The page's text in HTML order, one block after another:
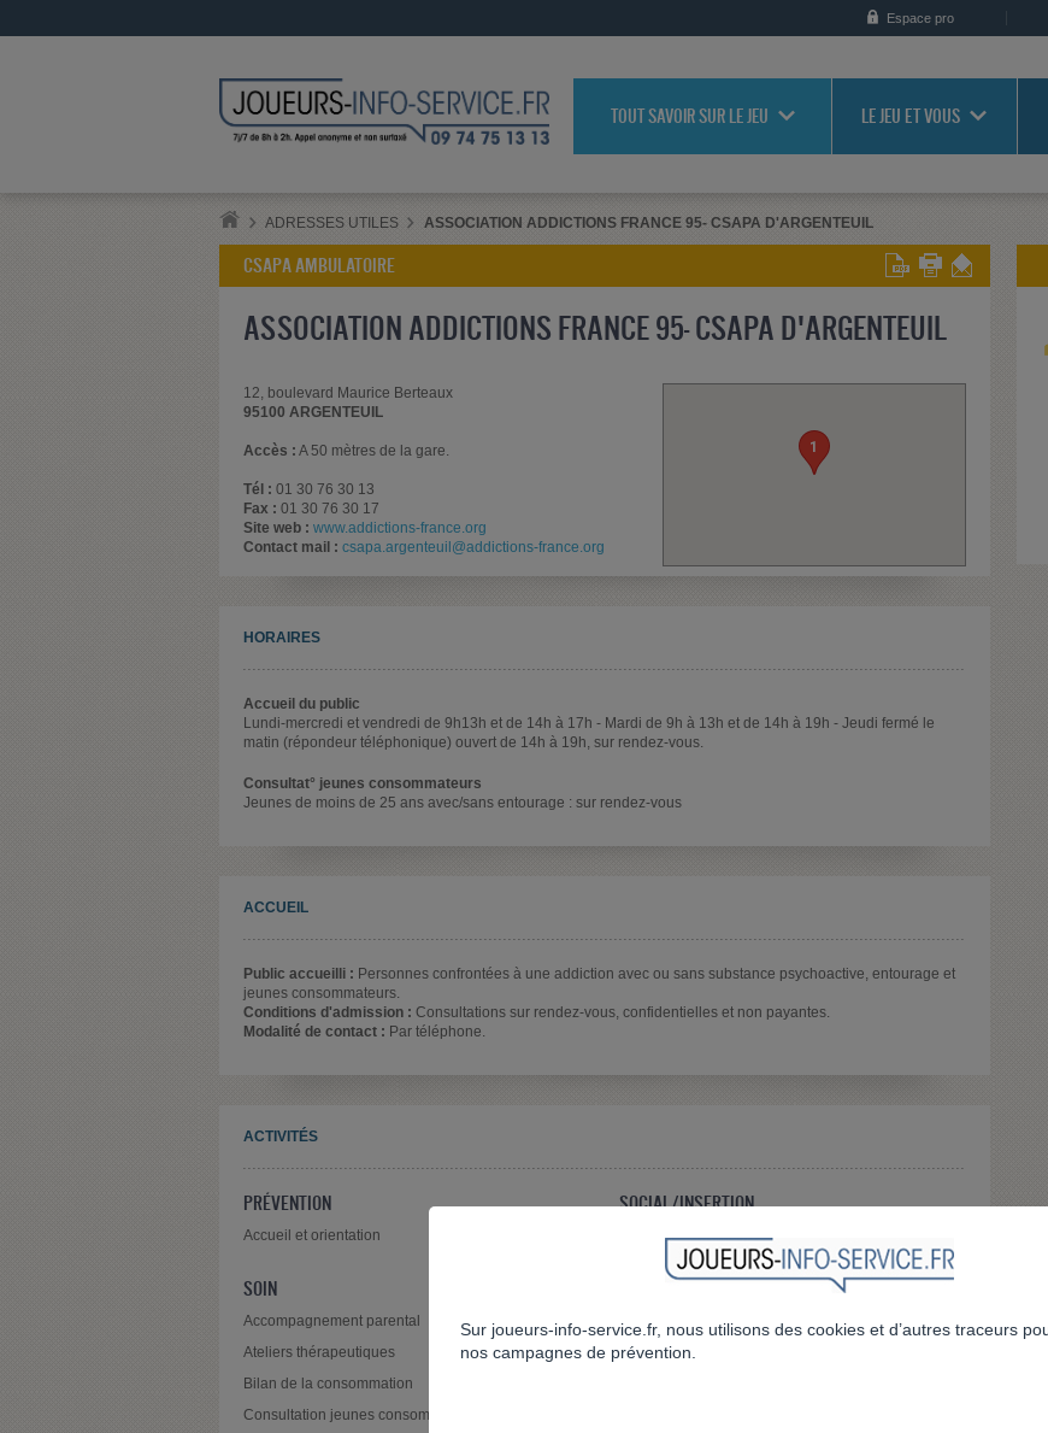
Espace pro
TOUT SAVOIR SUR LE JEU LE JEU ET VOUS
ADRESSES UTILES ASSOCIATION ADDICTIONS FRANCE 95- CSAPA D'ARGENTEUIL
CSAPA AMBULATOIRE
ASSOCIATION ADDICTIONS FRANCE 95- CSAPA D'ARGENTEUIL
1
12, boulevard Maurice Berteaux
95100 ARGENTEUIL
Accès : A 50 mètres de la gare.
Tél : 01 30 76 30 13
Fax : 01 30 76 30 17
Site web : www.addictions-france.org
Contact mail : csapa.argenteuil@addictions-france.org
HORAIRES
Accueil du public
Lundi-mercredi et vendredi de 9h13h et de 14h à 17h - Mardi de 9h à 13h et de 14h à 19h - Jeudi fermé le
matin (répondeur téléphonique) ouvert de 14h à 19h, sur rendez-vous.
Consultat° jeunes consommateurs
Jeunes de moins de 25 ans avec/sans entourage : sur rendez-vous
ACCUEIL
Public accueilli : Personnes confrontées à une addiction avec ou sans substance psychoactive, entourage et
jeunes consommateurs.
Conditions d'admission : Consultations sur rendez-vous, confidentielles et non payantes.
Modalité de contact : Par téléphone.
ACTIVITÉS
PRÉVENTION
Accueil et orientation
SOIN
Accompagnement parental
Ateliers thérapeutiques
Bilan de la consommation
Consultation jeunes consommateurs
SOCIAL/INSERTION
Suivi socio-éducatif
Sur joueurs-info-service.fr, nous utilisons des cookies et d’autres traceurs
nos campagnes de prévention.